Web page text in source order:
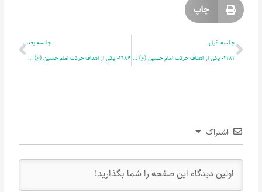
چاپ
قبلی
جلسه قبل
2182- یکی از اهداف حرکت امام حسین (ع) > دین چیست؟ دیندار کیست؟ ایمان چیست؟ مؤمن کیست؟ 4
جلسه بعد
2184- یکی از اهداف حرکت امام حسین (ع) > دین چیست؟ دیندار کیست؟ ایمان چیست؟ مؤمن کیست؟ 6
اشتراک